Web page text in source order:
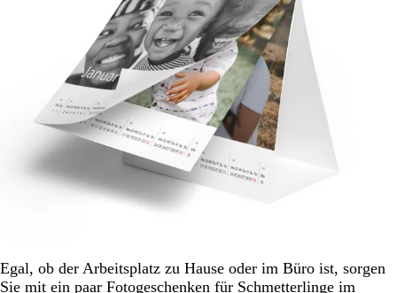
Egal, ob der Arbeitsplatz zu Hause oder im Büro ist, sorgen
Sie mit ein paar Fotogeschenken für Schmetterlinge im